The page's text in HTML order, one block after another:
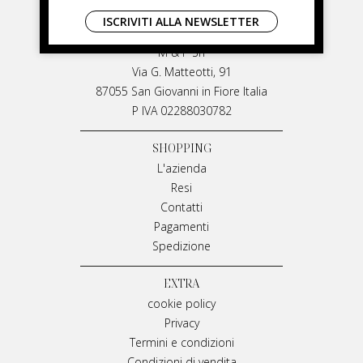
LIVIANA MIRARCHI
M & P Srl
Via G. Matteotti, 91
87055 San Giovanni in Fiore Italia
P IVA 02288030782
SHOPPING
L'azienda
Resi
Contatti
Pagamenti
Spedizione
EXTRA
cookie policy
Privacy
Termini e condizioni
ISCRIVITI ALLA NEWSLETTER